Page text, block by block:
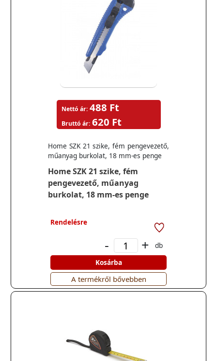
Home SZK 21 szike, fém
pengevezető, műanyag
burkolat, 18 mm-es penge
Home SZK 21 szike, fém pengevezető,
műanyag burkolat, 18 mm-es penge
Nettó ár: 488 Ft
Bruttó ár: 620 Ft
Rendelésre
- +
db
Kosárba
A termékről bővebben